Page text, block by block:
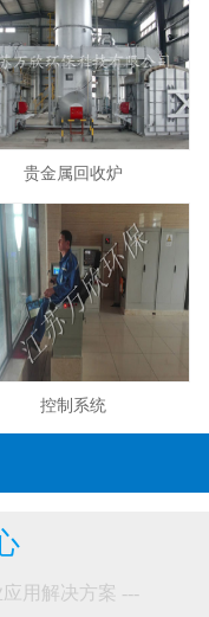
贵金属回收炉
控制系统
用解决方案 ---